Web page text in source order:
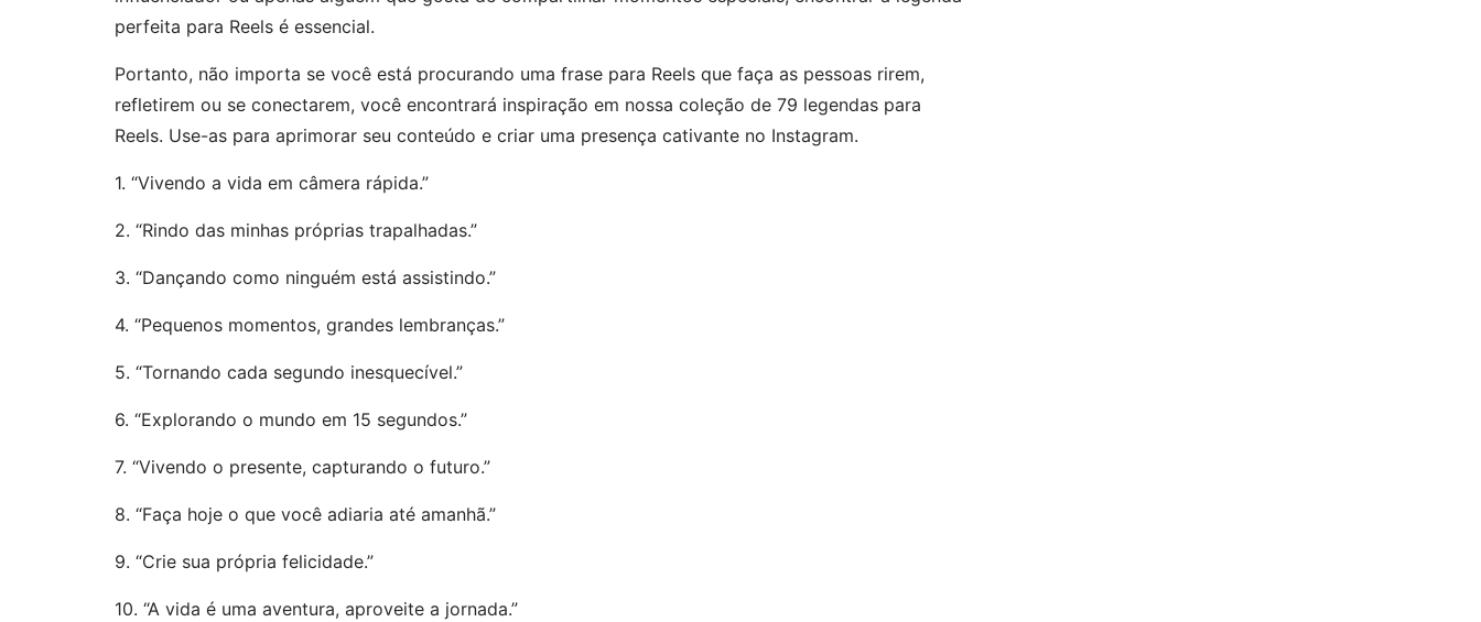
perfeita para Reels é essencial.
Portanto, não importa se você está procurando uma frase para Reels que faça as pessoas rirem,
refletirem ou se conectarem, você encontrará inspiração em nossa coleção de 79 legendas para
Reels. Use-as para aprimorar seu conteúdo e criar uma presença cativante no Instagram.
1. “Vivendo a vida em câmera rápida.”
2. “Rindo das minhas próprias trapalhadas.”
3. “Dançando como ninguém está assistindo.”
4. “Pequenos momentos, grandes lembranças.”
5. “Tornando cada segundo inesquecível.”
6. “Explorando o mundo em 15 segundos.”
7. “Vivendo o presente, capturando o futuro.”
8. “Faça hoje o que você adiaria até amanhã.”
9. “Crie sua própria felicidade.”
10. “A vida é uma aventura, aproveite a jornada.”